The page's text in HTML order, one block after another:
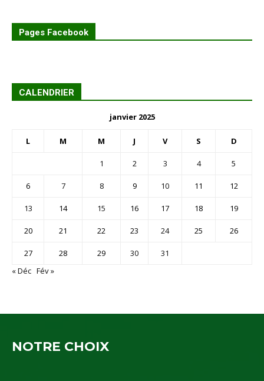
Pages Facebook
CALENDRIER
janvier 2025
L M M J V S D
1 2 3 4 5
6 7 8 9 10 11 12
13 14 15 16 17 18 19
20 21 22 23 24 25 26
27 28 29 30
31
« Déc Fév »
NOTRE CHOIX